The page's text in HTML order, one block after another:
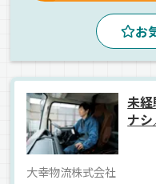
早朝 夕方
正社員お
未
ナ
大幸物流株式会社